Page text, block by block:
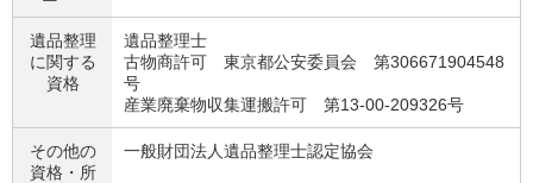
遺品整理
に関する
資格
遺品整理士
古物商許可 東京都公安委員会 第306671904548
号
産業廃棄物収集運搬許可 第13-00-209326号
その他の
資格・ 所
一般財団法人遺品整理士認定協会